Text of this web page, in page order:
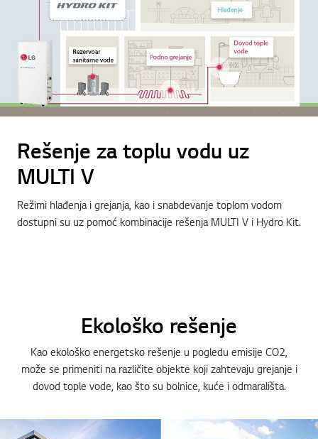
Rešenje za toplu vodu uz
MULTI V
Režimi hlađenja i grejanja, kao i snabdevanje toplom vodom
dostupni su uz pomoć kombinacije rešenja MULTI V i Hydro Kit.
Ekološko rešenje
Kao ekološko energetsko rešenje u pogledu emisije CO2,
može se primeniti na različite objekte koji zahtevaju grejanje i
dovod tople vode, kao što su bolnice, kuće i odmarališta.